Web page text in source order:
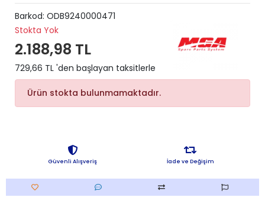
Barkod: ODB9240000471
Stokta Yok
2.188,98 TL
729,66 TL 'den başlayan taksitlerle
Ürün stokta bulunmamaktadır.
Güvenli Alışveriş İade ve Değişim